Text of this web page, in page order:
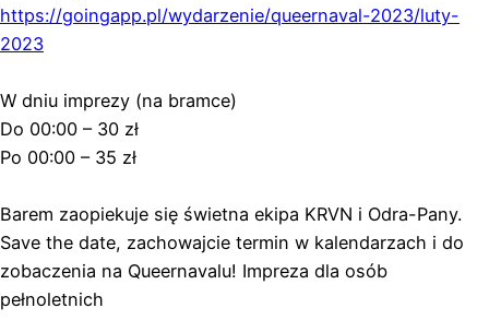
https://goingapp.pl/wydarzenie/queernaval-2023/luty-
2023
W dniu imprezy (na bramce)
Do 00:00 – 30 zł
Po 00:00 – 35 zł
Barem zaopiekuje się świetna ekipa KRVN i Odra-Pany.
Save the date, zachowajcie termin w kalendarzach i do
zobaczenia na Queernavalu! Impreza dla osób
pełnoletnich